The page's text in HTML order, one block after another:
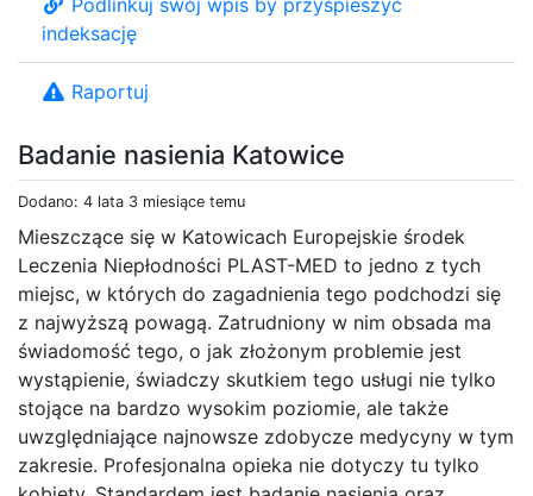
Badanie nasienia Katowice
Dodano: 4 lata 3 miesiące temu
Mieszczące się w Katowicach Europejskie środek
Leczenia Niepłodności PLAST-MED to jedno z tych
miejsc, w których do zagadnienia tego podchodzi się
z najwyższą powagą. Zatrudniony w nim obsada ma
świadomość tego, o jak złożonym problemie jest
wystąpienie, świadczy skutkiem tego usługi nie tylko
stojące na bardzo wysokim poziomie, ale także
uwzględniające najnowsze zdobycze medycyny w tym
zakresie. Profesjonalna opieka nie dotyczy tu tylko
indeksację
Raportuj